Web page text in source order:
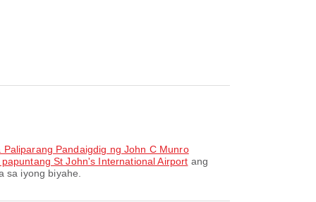
Paliparang Pandaigdig ng John C Munro
St John's International Airport ang
sa iyong biyahe.